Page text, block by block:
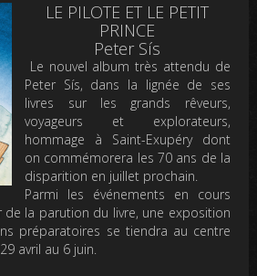
LE PILOTE ET LE PETIT
PRINCE
Peter Sís
Le nouvel album très attendu de
Peter Sís, dans la lignée de ses
livres sur les grands rêveurs,
voyageurs et explorateurs,
hommage à Saint-Exupéry dont
on commémorera les 70 ans de la
disparition en juillet prochain.
Parmi les événements en cours
de la parution du livre, une exposition
préparatoires se tiendra au centre
avril au 6 juin.